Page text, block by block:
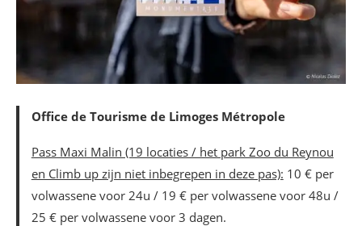
Office de Tourisme de Limoges Métropole
Pass Maxi Malin (19 locaties / het park Zoo du Reynou
en Climb up zijn niet inbegrepen in deze pas): 10 € per
volwassene voor 24u / 19 € per volwassene voor 48u /
25 € per volwassene voor 3 dagen.